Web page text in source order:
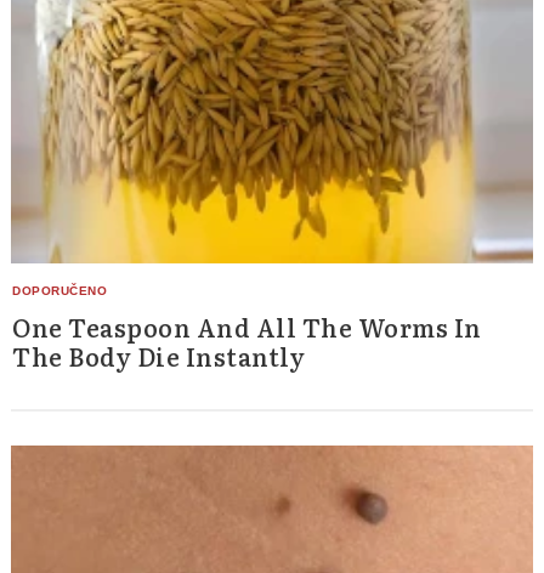
One Teaspoon And All The Worms In
The Body Die Instantly